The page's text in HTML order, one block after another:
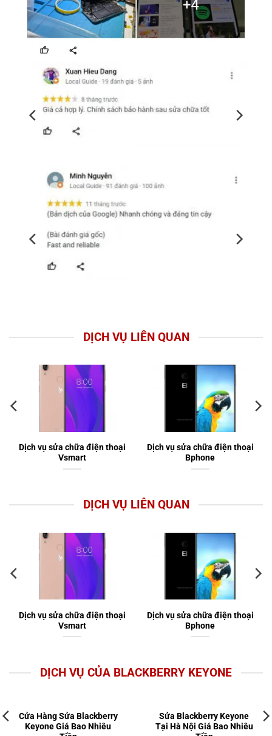
DỊCH VỤ LIÊN QUAN
Dịch vụ sửa chữa điện thoại
Vsmart
Dịch vụ sửa chữa điện thoại
Bphone
DỊCH VỤ LIÊN QUAN
Dịch vụ sửa chữa điện thoại
Vsmart
Dịch vụ sửa chữa điện thoại
Bphone
DỊCH VỤ CỦA BLACKBERRY KEYONE
Cửa Hàng Sửa Blackberry
Keyone Giá Bao Nhiêu
Sửa Blackberry Keyone
Tại Hà Nội Giá Bao Nhiêu